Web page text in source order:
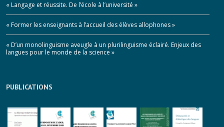
« Langage et réussite. De l’école à l’université »
« Former les enseignants à l’accueil des élèves allophones »
« D’un monolinguisme aveugle à un plurilinguisme éclairé. Enjeux des
langues pour le monde de la science »
PUBLICATIONS